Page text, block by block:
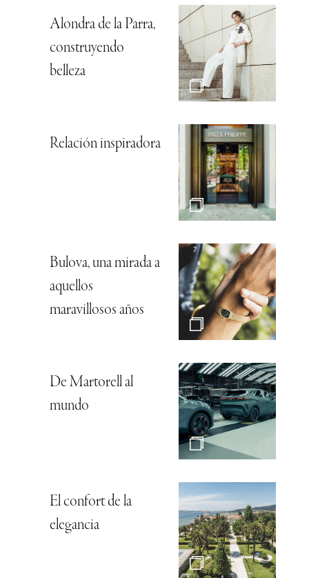
Alondra de la Parra,
construyendo
belleza
Relación inspiradora
Bulova, una mirada a
aquellos
maravillosos años
De Martorell al
mundo
El confort de la
elegancia